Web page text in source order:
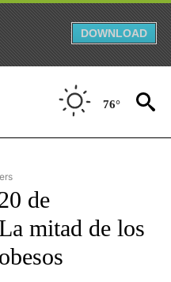
DOWNLOAD
76°
TO RECEIVE NOTIFICATIONS
de
mitad de los